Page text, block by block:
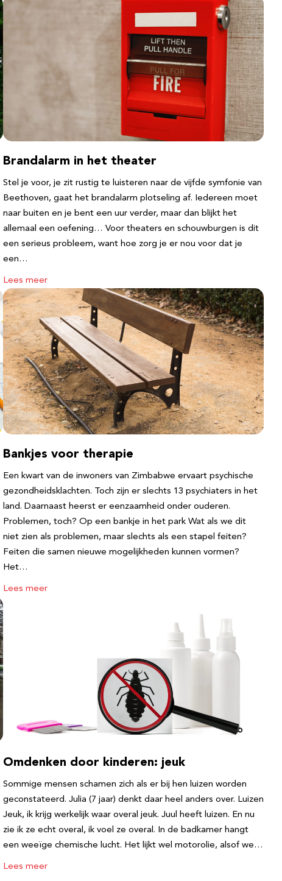
Brandalarm in het theater
Stel je voor, je zit rustig te luisteren naar de vijfde symfonie van
Beethoven, gaat het brandalarm plotseling af. Iedereen moet
naar buiten en je bent een uur verder, maar dan blijkt het
allemaal een oefening… Voor theaters en schouwburgen is dit
een serieus probleem, want hoe zorg je er nou voor dat je
een…
Lees meer
Bankjes voor therapie
Een kwart van de inwoners van Zimbabwe ervaart psychische
gezondheidsklachten. Toch zijn er slechts 13 psychiaters in het
land. Daarnaast heerst er eenzaamheid onder ouderen.
Problemen, toch? Op een bankje in het park Wat als we dit
niet zien als problemen, maar slechts als een stapel feiten?
Feiten die samen nieuwe mogelijkheden kunnen vormen?
Het…
Lees meer
Omdenken door kinderen: jeuk
Sommige mensen schamen zich als er bij hen luizen worden
geconstateerd. Julia (7 jaar) denkt daar heel anders over. Luizen
Jeuk, ik krijg werkelijk waar overal jeuk. Juul heeft luizen. En nu
zie ik ze echt overal, ik voel ze overal. In de badkamer hangt
een weeïge chemische lucht. Het lijkt wel motorolie, alsof we…
Lees meer